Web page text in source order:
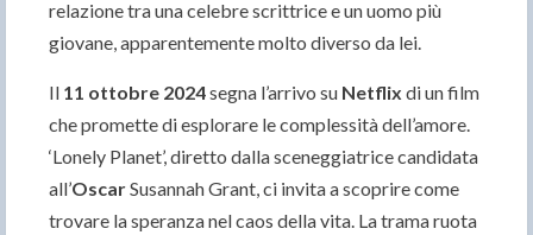
relazione tra una celebre scrittrice e un uomo più
giovane, apparentemente molto diverso da lei.
Il 11 ottobre 2024segna l’arrivo su Netflix di un film
che promette di esplorare le complessità dell’amore.
‘Lonely Planet’, diretto dalla sceneggiatrice candidata
all’OscarSusannah Grant, ci invita a scoprire come
trovare la speranza nel caos della vita. La trama ruota